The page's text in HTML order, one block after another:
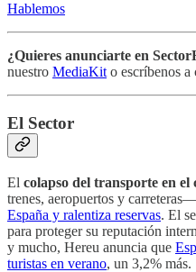
Hablemos
¿Quieres anunciarte en
nuestro MediaKit o escríbenos
El Sector
El colapso del transporte en el
trenes, aeropuertos y carreteras—
España y ralentiza reservas. El
para proteger su reputación
y mucho, Hereu anuncia que
turistas en verano, un 3,2% más.